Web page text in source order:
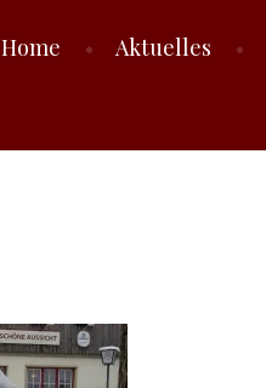
Home Aktuelles